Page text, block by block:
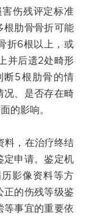
伤残评定标准
根肋骨骨折可能
折6根以上，或
并后遗2处畸形
断5根肋骨的情
况、是否存在畸
的影响。
，在治疗终结
定申请。鉴定机
影像资料等方
正的伤残等级鉴
等事宜的重要依